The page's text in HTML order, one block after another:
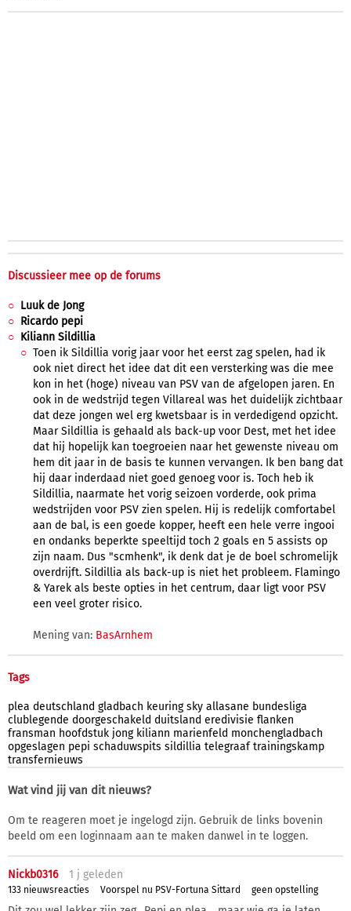
Discussieer mee op de forums
Luuk de Jong
Ricardo pepi
Kiliann Sildillia
Toen ik Sildillia vorig jaar voor het eerst zag spelen, had ik
ook niet direct het idee dat dit een versterking was die mee
kon in het (hoge) niveau van PSV van de afgelopen jaren. En
ook in de wedstrijd tegen Villareal was het duidelijk zichtbaar
dat deze jongen wel erg kwetsbaar is in verdedigend opzicht.
Maar Sildillia is gehaald als back-up voor Dest, met het idee
dat hij hopelijk kan toegroeien naar het gewenste niveau om
hem dit jaar in de basis te kunnen vervangen. Ik ben bang dat
hij daar inderdaad niet goed genoeg voor is. Toch heb ik
Sildillia, naarmate het vorig seizoen vorderde, ook prima
wedstrijden voor PSV zien spelen. Hij is redelijk comfortabel
aan de bal, is een goede kopper, heeft een hele verre ingooi
en ondanks beperkte speeltijd toch 2 goals en 5 assists op
zijn naam. Dus "scmhenk", ik denk dat je de boel schromelijk
overdrijft. Sildillia als back-up is niet het probleem. Flamingo
& Yarek als beste opties in het centrum, daar ligt voor PSV
een veel groter risico.
Mening van: BasArnhem
Tags
plea deutschland gladbach keuring sky allasane bundesliga
clublegende doorgeschakeld duitsland eredivisie flanken
fransman hoofdstuk jong kiliann marienfeld monchengladbach
opgeslagen pepi schaduwspits sildillia telegraaf trainingskamp
transfernieuws
Wat vind jij van dit nieuws?
Om te reageren moet je ingelogd zijn. Gebruik de links bovenin
beeld om een loginnaam aan te maken danwel in te loggen.
Nickb0316 1 j geleden
133 nieuwsreacties Voorspel nu PSV-Fortuna Sittard geen opstelling